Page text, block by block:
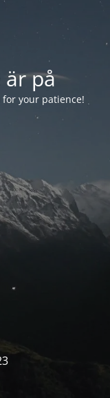
är på
your patience!